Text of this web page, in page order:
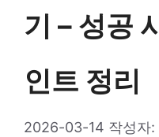
기 – 성공
인트 정리
2026-03-14 작성자: